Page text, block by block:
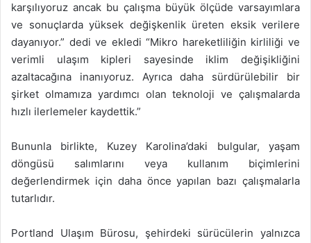
karşılıyoruz ancak bu çalışma büyük ölçüde varsayımlara
ve sonuçlarda yüksek değişkenlik üreten eksik verilere
dayanıyor.” dedi ve ekledi “Mikro hareketliliğin kirliliği ve
verimli ulaşım kipleri sayesinde iklim değişikliğini
azaltacağına inanıyoruz. Ayrıca daha sürdürülebilir bir
şirket olmamıza yardımcı olan teknoloji ve çalışmalarda
hızlı ilerlemeler kaydettik.”
Bununla birlikte, Kuzey Karolina’daki bulgular, yaşam
döngüsü salımlarını veya kullanım biçimlerini
değerlendirmek için daha önce yapılan bazı çalışmalarla
tutarlıdır.
Portland Ulaşım Bürosu, şehirdeki sürücülerin yalnızca